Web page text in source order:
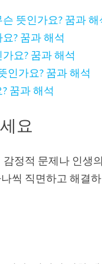
뜻인가요? 꿈과 해
? 꿈과 해석
요? 꿈과 해석
인가요? 꿈과 해석
꿈과 해석
요
정적 문제나 인생
씩 직면하고 해결